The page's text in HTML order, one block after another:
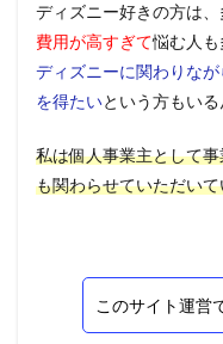
ディズニー好きの方は
費用が高すぎて悩む人も
ディズニーに関わりな
を得たいという方もい
私は個人事業主として
も関わらせていただい
このサイト運営